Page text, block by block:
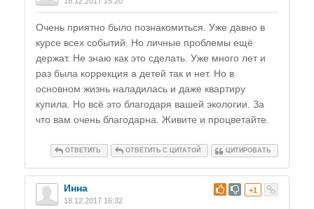
Очень приятно было познакомиться. Уже давно в
курсе всех событий. Но личные проблемы ещё
держат. Не знаю как это сделать. Уже много лет и
раз была коррекция а детей так и нет. Но в
основном жизнь наладилась и даже квартиру
купила. Но всё это благодаря вашей экологии. За
что вам очень благодарна. Живите и процветайте.
ОТВЕТИТЬ ОТВЕТИТЬ С ЦИТАТОЙ ЦИТИРОВАТЬ
# +1
Инна
18.12.2017 16:32